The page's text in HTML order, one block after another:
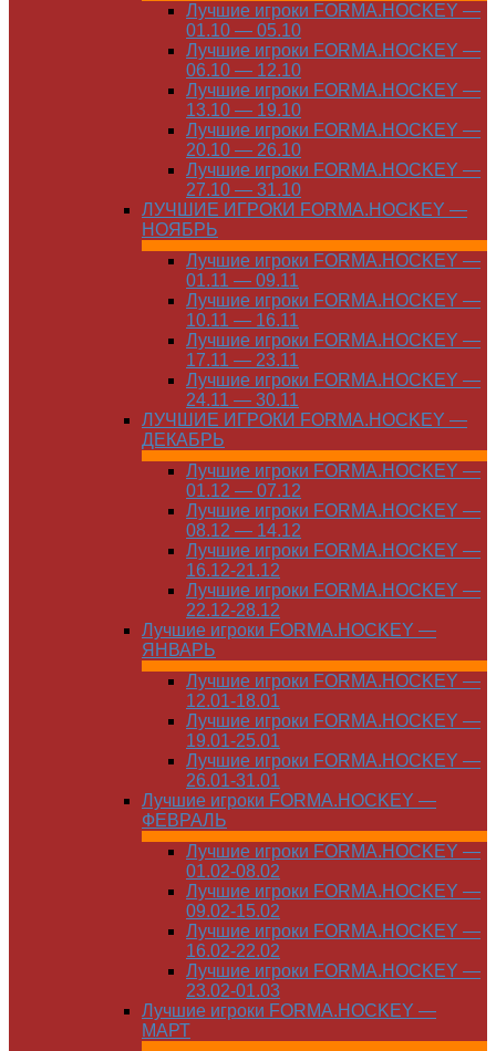
Лучшие игроки FORMA.HOCKEY —
01.10 — 05.10
Лучшие игроки FORMA.HOCKEY —
06.10 — 12.10
Лучшие игроки FORMA.HOCKEY —
13.10 — 19.10
Лучшие игроки FORMA.HOCKEY —
20.10 — 26.10
Лучшие игроки FORMA.HOCKEY —
27.10 — 31.10
ЛУЧШИЕ ИГРОКИ FORMA.HOCKEY —
НОЯБРЬ
Лучшие игроки FORMA.HOCKEY —
01.11 — 09.11
Лучшие игроки FORMA.HOCKEY —
10.11 — 16.11
Лучшие игроки FORMA.HOCKEY —
17.11 — 23.11
Лучшие игроки FORMA.HOCKEY —
24.11 — 30.11
ЛУЧШИЕ ИГРОКИ FORMA.HOCKEY —
ДЕКАБРЬ
Лучшие игроки FORMA.HOCKEY —
01.12 — 07.12
Лучшие игроки FORMA.HOCKEY —
08.12 — 14.12
Лучшие игроки FORMA.HOCKEY —
16.12-21.12
Лучшие игроки FORMA.HOCKEY —
22.12-28.12
Лучшие игроки FORMA.HOCKEY —
ЯНВАРЬ
Лучшие игроки FORMA.HOCKEY —
12.01-18.01
Лучшие игроки FORMA.HOCKEY —
19.01-25.01
Лучшие игроки FORMA.HOCKEY —
26.01-31.01
Лучшие игроки FORMA.HOCKEY —
ФЕВРАЛЬ
Лучшие игроки FORMA.HOCKEY —
01.02-08.02
Лучшие игроки FORMA.HOCKEY —
09.02-15.02
Лучшие игроки FORMA.HOCKEY —
16.02-22.02
Лучшие игроки FORMA.HOCKEY —
23.02-01.03
Лучшие игроки FORMA.HOCKEY —
МАРТ